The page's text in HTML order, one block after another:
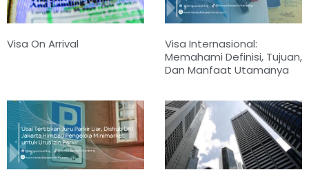
Visa On Arrival
Visa Internasional:
Memahami Definisi, Tujuan,
Dan Manfaat Utamanya